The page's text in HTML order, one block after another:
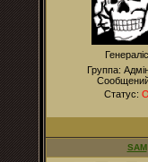
Группа:
Статус:
SAM